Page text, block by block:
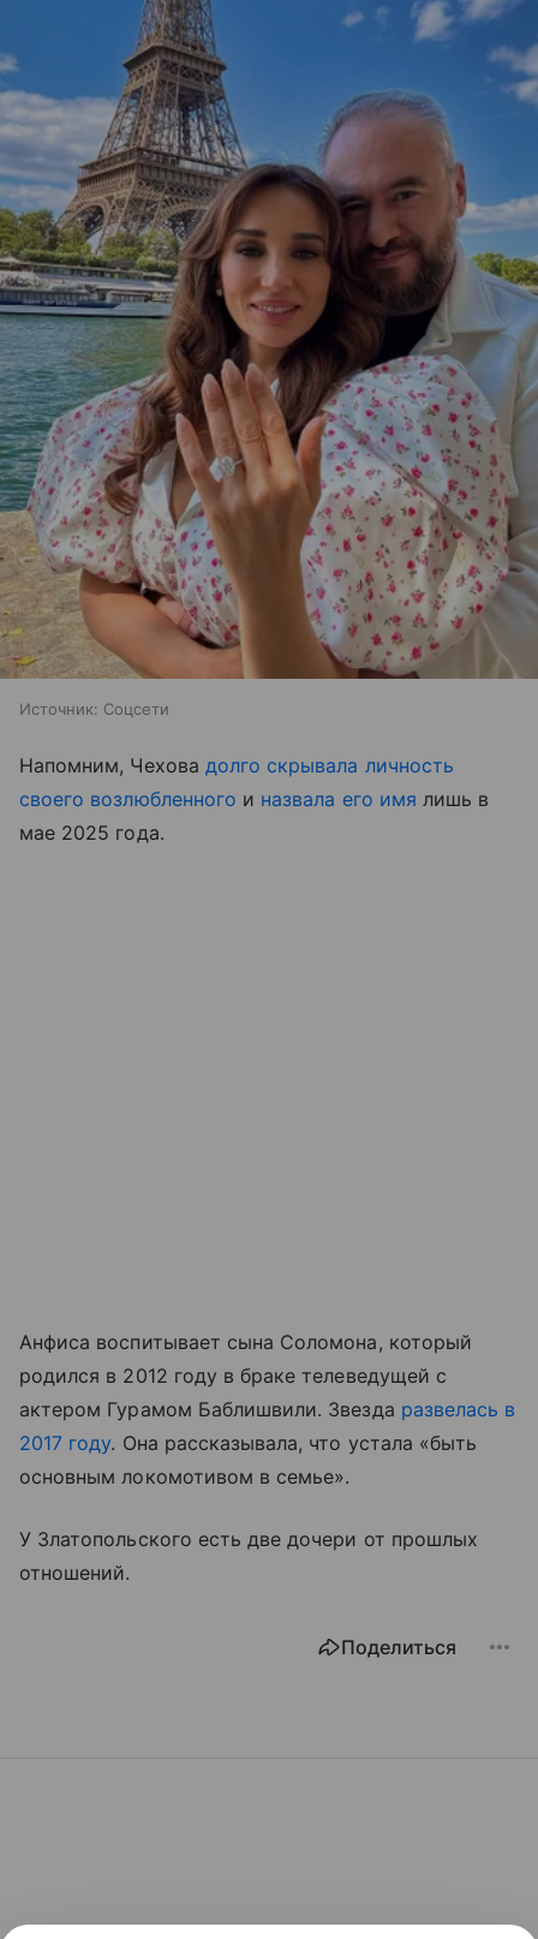
Источник: Соцсети
Напомним, Чехова долго скрывала личность
своего возлюбленного и назвала его имя лишь в
мае 2025 года.
Анфиса воспитывает сына Соломона, который
родился в 2012 году в браке телеведущей с
актером Гурамом Баблишвили. Звезда развелась в
2017 году. Она рассказывала, что устала «быть
основным локомотивом в семье».
У Златопольского есть две дочери от прошлых
отношений.
Поделиться